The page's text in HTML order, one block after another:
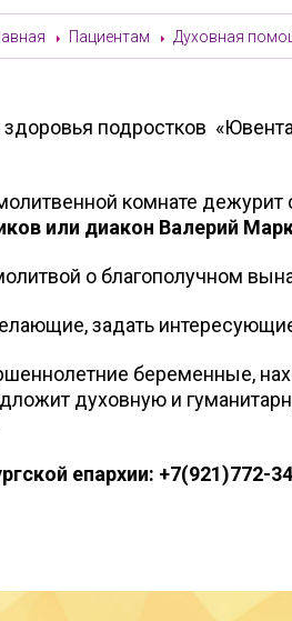
Пациентам Духовная
подростков
комнате
или диакон Валерий
о благополучном
задать
беременные,
духовную и
епархии: +7(921)772-